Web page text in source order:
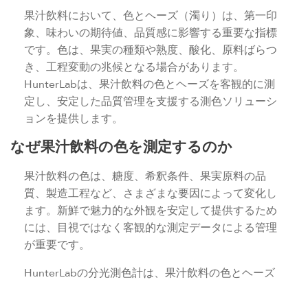
果汁飲料において、色とヘーズ（濁り）は、第一印
象、味わいの期待値、品質感に影響する重要な指標
です。色は、果実の種類や熟度、酸化、原料ばらつ
き、工程変動の兆候となる場合があります。
HunterLabは、果汁飲料の色とヘーズを客観的に測
定し、安定した品質管理を支援する測色ソリューシ
ョンを提供します。
なぜ果汁飲料の色を測定するのか
果汁飲料の色は、糖度、希釈条件、果実原料の品
質、製造工程など、さまざまな要因によって変化し
ます。新鮮で魅力的な外観を安定して提供するため
には、目視ではなく客観的な測定データによる管理
が重要です。
HunterLabの分光測色計は、果汁飲料の色とヘーズ